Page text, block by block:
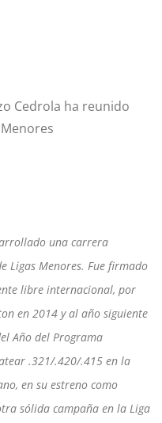
Cedrola ha reunido
una carrera
Ligas Menores. Fue firmado
libre internacional, por
en 2014 y al año siguiente
Año del Programa
.321/.420/.415 en la
en su estreno como
sólida campaña en la Liga